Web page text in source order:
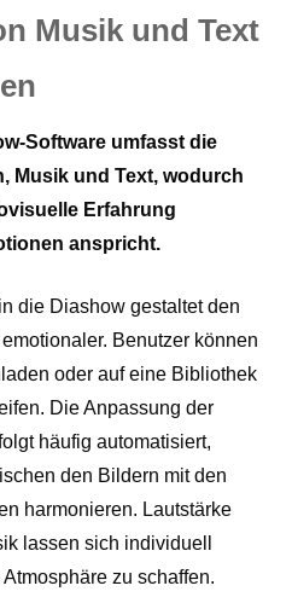
Musik und Text
Software umfasst die
Musik und Text, wodurch
Erfahrung
anspricht.
die Diashow gestaltet den
Benutzer können
oder auf eine Bibliothek
Die Anpassung der
häufig automatisiert,
den Bildern mit den
harmonieren. Lautstärke
lassen sich individuell
zu schaffen.